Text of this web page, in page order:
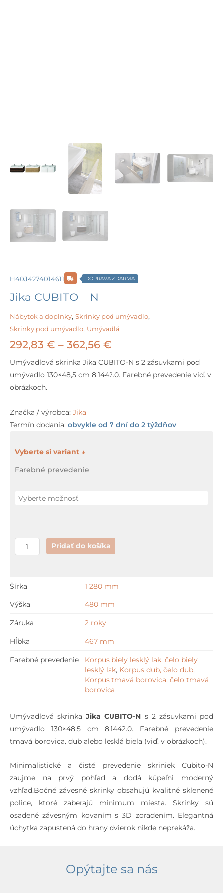
H40J4274014611 DOPRAVA ZDARMA
Jika CUBITO – N
Nábytok a doplnky, Skrinky pod umývadlo,
Skrinky pod umývadlo, Umývadlá
292,83 € – 362,56 €
range:
292,83 €
362,56 €
Umývadlová skrinka Jika CUBITO-N s 2 zásuvkami pod
umývadlo 130×48,5 cm 8.1442.0. Farebné prevedenie viď. v
obrázkoch.
Značka / výrobca: Jika
Termín dodania: obvykle od 7 dní do 2 týždňov
Farebné prevedenie
množstvo
N
Pridať do košíka
Šírka 1 280 mm
Výška 480 mm
Záruka 2 roky
Hĺbka 467 mm
Farebné prevedenie
Korpus biely lesklý lak, čelo biely
lesklý lak, Korpus dub, čelo dub,
Korpus tmavá borovica, čelo tmavá
borovica
Umývadlová skrinkaJika CUBITO-N s 2 zásuvkami pod
umývadlo 130×48,5 cm 8.1442.0. Farebné prevedenie
tmavá borovica, dub alebo lesklá biela (viď. v obrázkoch).
Minimalistické a čisté prevedenie skriniek Cubito-N
zaujme na prvý pohľad a dodá kúpeľni moderný
vzhľad.Bočné závesné skrinky obsahujú kvalitné sklenené
police, ktoré zaberajú minimum miesta. Skrinky sú
osadené závesným kovaním s 3D zoradením. Elegantná
úchytka zapustená do hrany dvierok nikde neprekáža.
Opýtajte sa nás